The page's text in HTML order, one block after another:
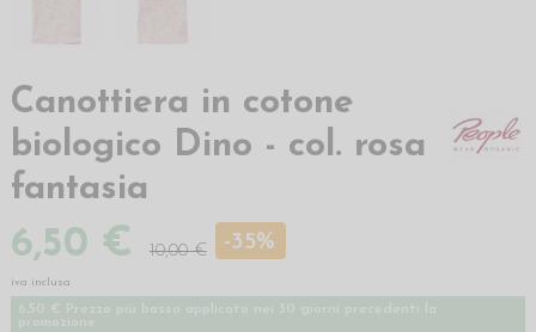
Canottiera in cotone
biologico Dino - col. rosa
fantasia
6,50 € 10,00 € -35%
iva inclusa
6,50 € Prezzo più basso applicato nei 30 giorni precedenti la
promozione